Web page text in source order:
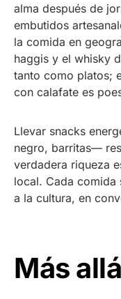
alma después de
embutidos
la comida en
haggis y el whisky
tanto como platos;
con calafate es
Llevar snacks
negro, barritas—
verdadera riqueza
local. Cada comida
a la cultura, en
Más